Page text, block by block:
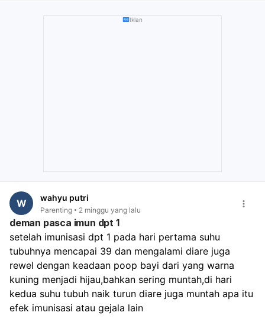
Iklan
W wahyu putri
Parenting 2 minggu yang lalu
deman pasca imun dpt 1
setelah imunisasi dpt 1 pada hari pertama suhu
tubuhnya mencapai 39 dan mengalami diare juga
rewel dengan keadaan poop bayi dari yang warna
kuning menjadi hijau,bahkan sering muntah,di hari
kedua suhu tubuh naik turun diare juga muntah apa itu
efek imunisasi atau gejala lain